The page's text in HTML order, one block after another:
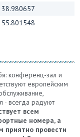
38.980657
55.801548
конференц-зал и
европейским
- всегда радуют
всем
номера, а
приятно провести